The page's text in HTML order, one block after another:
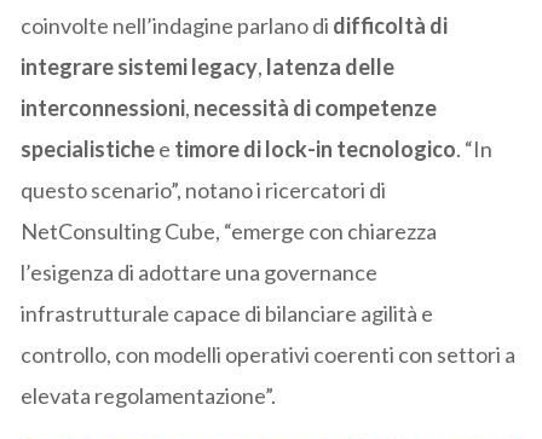
coinvolte nell’indagine parlano di difficoltà di
integrare sistemi legacy, latenza delle
interconnessioni, necessità di competenze
specialistichee timore di lock-in tecnologico. “In
questo scenario”, notano i ricercatori di
NetConsulting Cube, “emerge con chiarezza
l’esigenza di adottare una governance
infrastrutturale capace di bilanciare agilità e
controllo, con modelli operativi coerenti con settori a
elevata regolamentazione”.